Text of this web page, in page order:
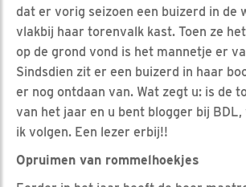
dat er vorig seizoen een buizerd in de
vlakbij haar torenvalk kast. Toen ze
op de grond vond is het mannetje er
Sindsdien zit er een buizerd in haar
er nog ontdaan van. Wat zegt u: is de
van het jaar en u bent blogger bij BDL,
ik volgen. Een lezer erbij!!
Opruimen van rommelhoekjes